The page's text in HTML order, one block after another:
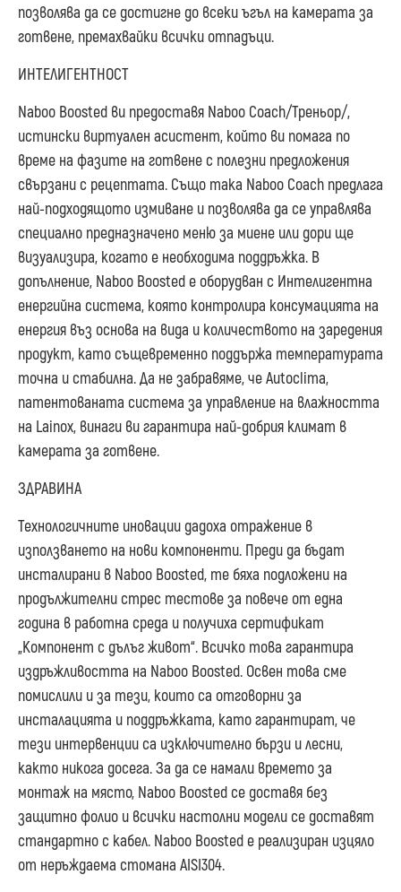
позволява да се достигне до всеки ъгъл на камерата за
готвене, премахвайки всички отпадъци.
ИНТЕЛИГЕНТНОСТ
Naboo Boosted ви предоставя Naboo Coach/Треньор/,
истински виртуален асистент, който ви помага по
време на фазите на готвене с полезни предложения
свързани с рецептата. Също така Naboo Coach предлага
най-подходящото измиване и позволява да се управлява
специално предназначено меню за миене или дори ще
визуализира, когато е необходима поддръжка. В
допълнение, Naboo Boosted е оборудван с Интелигентна
енергийна система, която контролира консумацията на
енергия въз основа на вида и количеството на заредения
продукт, като същевременно поддържа температурата
точна и стабилна. Да не забравяме, че Autoclima,
патентованата система за управление на влажността
на Lainox, винаги ви гарантира най-добрия климат в
камерата за готвене.
ЗДРАВИНА
Технологичните иновации дадоха отражение в
използването на нови компоненти. Преди да бъдат
инсталирани в Naboo Boosted, те бяха подложени на
продължителни стрес тестове за повече от една
година в работна среда и получиха сертификат
„Компонент с дълъг живот“. Всичко това гарантира
издръжливостта на Naboo Boosted. Освен това сме
помислили и за тези, които са отговорни за
инсталацията и поддръжката, като гарантират, че
тези интервенции са изключително бързи и лесни,
както никога досега. За да се намали времето за
монтаж на място, Naboo Boosted се доставя без
защитно фолио и всички настолни модели се доставят
стандартно с кабел. Naboo Boosted е реализиран изцяло
от неръждаема стомана AISI304.